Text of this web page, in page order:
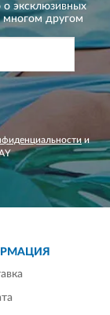
эксклюзивных
многом другом
и